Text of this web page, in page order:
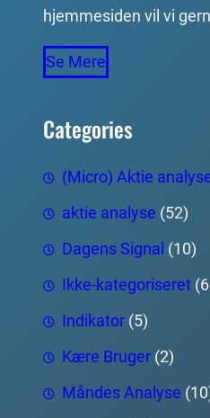
hjemmesiden vil vi
Se Mere
Categories
(Micro) Aktie
aktie analyse (52)
Dagens Signal (10)
Ikke-kategoriseret
Indikator (5)
Kære Bruger (2)
Måndes Analyse